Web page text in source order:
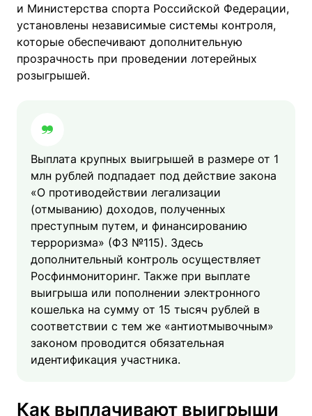
и Министерства спорта Российской Федерации,
установлены независимые системы контроля,
которые обеспечивают дополнительную
прозрачность при проведении лотерейных
розыгрышей.
Выплата крупных выигрышей в размере от 1
млн рублей подпадает под действие закона
«О противодействии легализации
(отмыванию) доходов, полученных
преступным путем, и финансированию
терроризма» (ФЗ №115). Здесь
дополнительный контроль осуществляет
Росфинмониторинг. Также при выплате
выигрыша или пополнении электронного
кошелька на сумму от 15 тысяч рублей в
соответствии с тем же «антиотмывочным»
законом проводится обязательная
идентификация участника.
Как выплачивают выигрыши